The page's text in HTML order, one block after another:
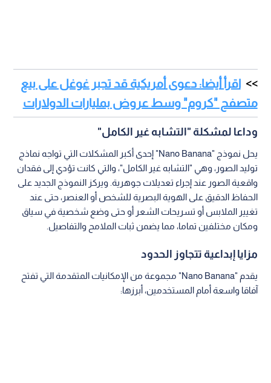
اقرأ أيضا: دعوى أمريكية قد تجبر غوغل على بيع
متصفح "كروم" وسط عروض بمليارات الدولارات
وداعا لمشكلة "التشابه غير الكامل"
يحل نموذج "Nano Banana" إحدى أكبر المشكلات التي تواجه نماذج
توليد الصور، وهي "التشابه غير الكامل"، والتي كانت تؤدي إلى فقدان
واقعية الصور عند إجراء تعديلات جوهرية. ويركز النموذج الجديد على
الحفاظ الدقيق على الهوية البصرية للشخص أو العنصر، حتى عند
تغيير الملابس أو تسريحات الشعر أو حتى وضع شخصية في سياق
ومكان مختلفين تماما، مما يضمن ثبات الملامح والتفاصيل.
مزايا إبداعية تتجاوز الحدود
يقدم "Nano Banana" مجموعة من الإمكانيات المتقدمة التي تفتح
آفاقا واسعة أمام المستخدمين، أبرزها: